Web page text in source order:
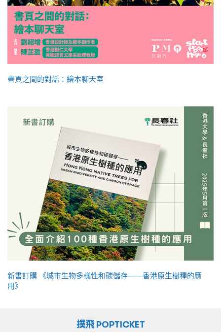
書頁之間的對話：繪本聊天室
新書訂購 《城市生物多樣性和碳儲存——香港原生樹種的應
用》
撲飛 POPTICKET